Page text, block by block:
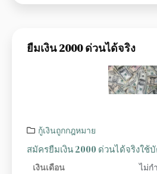
ยืมเงิน 2000 ด่วนได้จริง
กู้เงินถูกกฎหมาย
สมัครยืมเงิน 2000 ด่วนได้จริงใช้
เงินเดือน ไม่ก